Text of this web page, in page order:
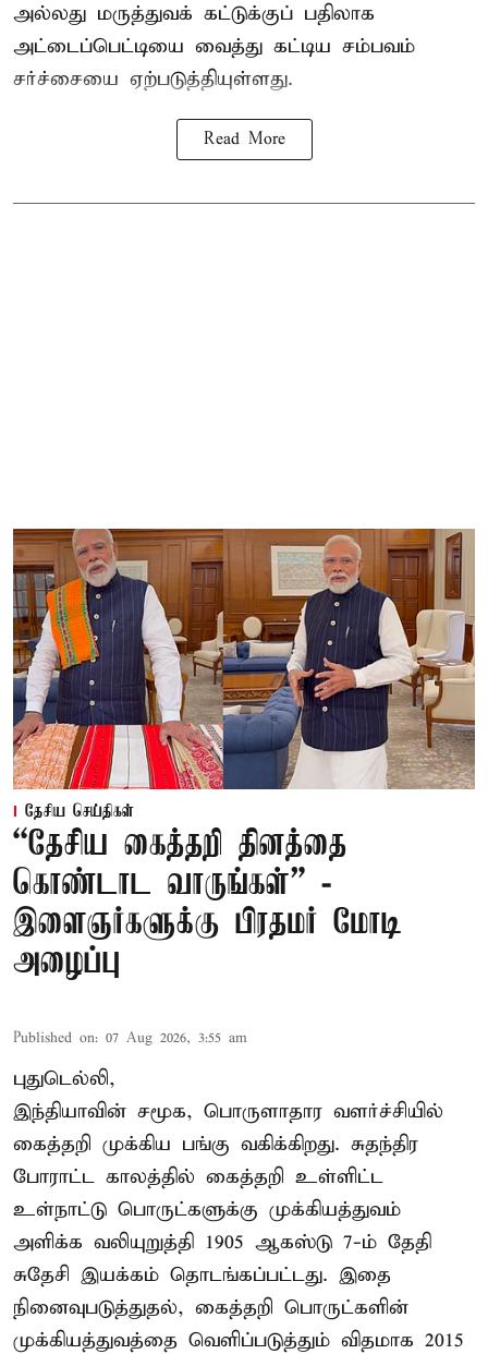
அல்லது மருத்துவக் கட்டுக்குப் பதிலாக
அட்டைப்பெட்டியை வைத்து கட்டிய சம்பவம்
சர்ச்சையை ஏற்படுத்தியுள்ளது.
Read More
தேசிய செய்திகள்
“தேசிய கைத்தறி தினத்தை
கொண்டாட வாருங்கள்” -
இளைஞர்களுக்கு பிரதமர் மோடி
அழைப்பு
Published on: 07 Aug 2026, 3:55 am
புதுடெல்லி,
இந்தியாவின் சமூக, பொருளாதார வளர்ச்சியில்
கைத்தறி முக்கிய பங்கு வகிக்கிறது. சுதந்திர
போராட்ட காலத்தில் கைத்தறி உள்ளிட்ட
உள்நாட்டு பொருட்களுக்கு முக்கியத்துவம்
அளிக்க வலியுறுத்தி 1905 ஆகஸ்டு 7-ம் தேதி
சுதேசி இயக்கம் தொடங்கப்பட்டது. இதை
நினைவுபடுத்துதல், கைத்தறி பொருட்களின்
முக்கியத்துவத்தை வெளிப்படுத்தும் விதமாக 2015